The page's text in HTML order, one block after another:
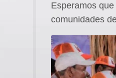
Esperamos
comunidades